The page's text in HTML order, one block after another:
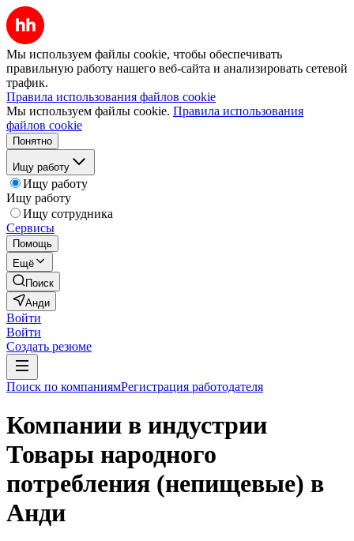
Мы используем файлы cookie, чтобы обеспечивать
правильную работу нашего веб-сайта и анализировать сетевой
трафик.
Правила использования файлов cookie
Мы используем файлы cookie. Правила использования
файлов cookie
Понятно
Ищу работу
Ищу работу
Ищу работу
Ищу сотрудника
Сервисы
Помощь
Ещё
Поиск
Анди
Войти
Войти
Создать резюме
Поиск по компаниямРегистрация работодателя
Компании в индустрии
Товары народного
потребления (непищевые) в
Анди